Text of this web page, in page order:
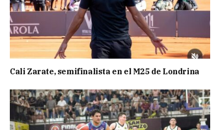
Cali Zarate, semifinalista en el M25 de Londrina